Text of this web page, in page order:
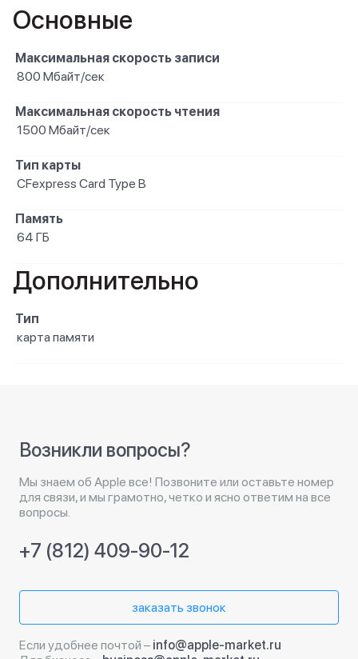
Основные
Максимальная скорость записи
800 Мбайт/сек
Максимальная скорость чтения
1500 Мбайт/сек
Тип карты
CFexpress Card Type B
Память
64 ГБ
Дополнительно
Тип
карта памяти
Возникли вопросы?
Мы знаем об Apple все! Позвоните или оставьте номер
для связи, и мы грамотно, четко и ясно ответим на все
вопросы.
+7 (812) 409-90-12
заказать звонок
Если удобнее почтой – info@apple-market.ru